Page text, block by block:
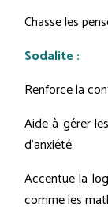
Chasse les
Sodalite :
Renforce la
Aide à gérer
d'anxiété.
Accentue la
comme les